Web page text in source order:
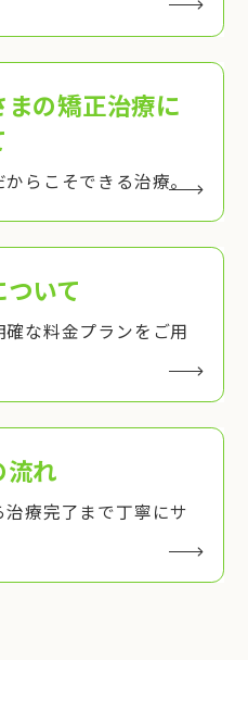
まの矯正治療に
らこそできる治療。
いて
確な料金プランをご用
流れ
治療完了まで丁寧にサ